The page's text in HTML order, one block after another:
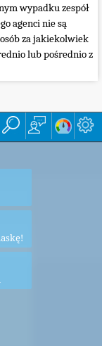
wypadku zespół
agenci nie są
za jakiekolwiek
lub pośrednio z